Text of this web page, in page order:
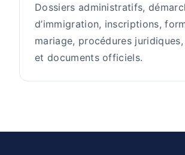
Dossiers administratifs,
d’immigration, inscriptions,
mariage, procédures
et documents officiels.